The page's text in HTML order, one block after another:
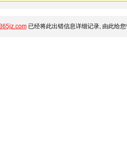
已经将此出错信息详细记录, 由此给